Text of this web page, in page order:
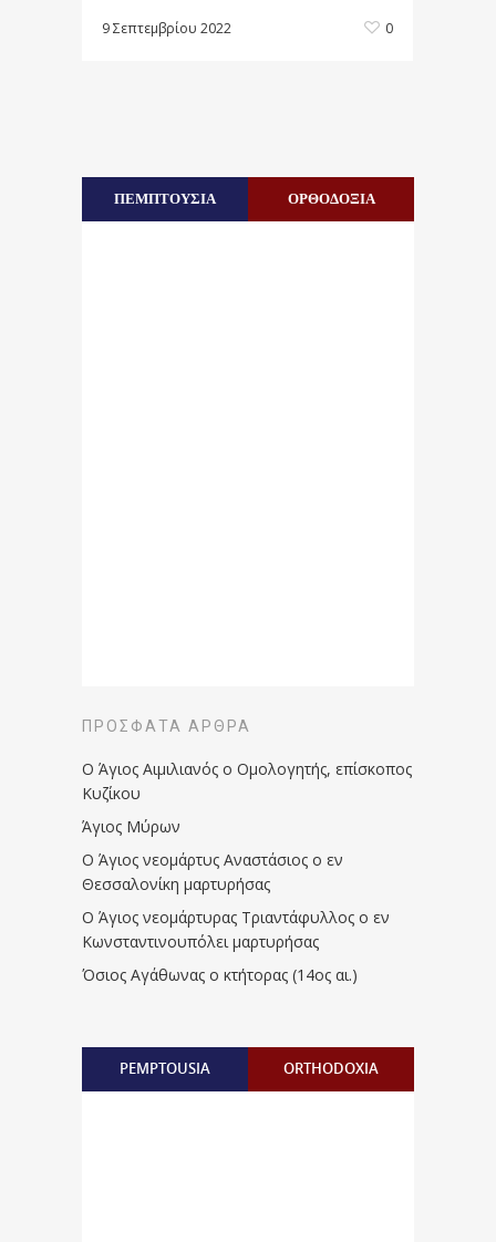
9 Σεπτεμβρίου 2022 0
ΠΕΜΠΤΟΥΣΙΑ ΟΡΘΟΔΟΞΙΑ
ΠΡΌΣΦΑΤΑ ΆΡΘΡΑ
Ο Άγιος Αιμιλιανός ο Ομολογητής, επίσκοπος
Κυζίκου
Άγιος Μύρων
Ο Άγιος νεομάρτυς Αναστάσιος ο εν
Θεσσαλονίκη μαρτυρήσας
Ο Άγιος νεομάρτυρας Τριαντάφυλλος ο εν
Κωνσταντινουπόλει μαρτυρήσας
Όσιος Αγάθωνας ο κτήτορας (14ος αι.)
PEMPTOUSIA ORTHODOXIA